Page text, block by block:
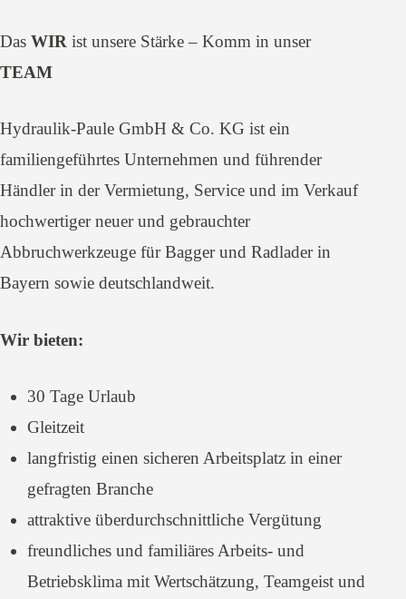
Das WIR ist unsere Stärke – Komm in unser
TEAM
Hydraulik-Paule GmbH & Co. KG ist ein
familiengeführtes Unternehmen und führender
Händler in der Vermietung, Service und im Verkauf
hochwertiger neuer und gebrauchter
Abbruchwerkzeuge für Bagger und Radlader in
Bayern sowie deutschlandweit.
Wir bieten:
30 Tage Urlaub
Gleitzeit
langfristig einen sicheren Arbeitsplatz in einer
gefragten Branche
attraktive überdurchschnittliche Vergütung
freundliches und familiäres Arbeits- und
Betriebsklima mit Wertschätzung, Teamgeist und